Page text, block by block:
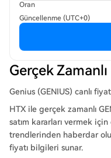
Oran
Güncellenme (UTC+0)
Gerçek
Genius (GENIUS) canlı
HTX ile gerçek zamanlı
satım kararları vermek
trendlerinden haberdar
fiyatı bilgileri sunar.